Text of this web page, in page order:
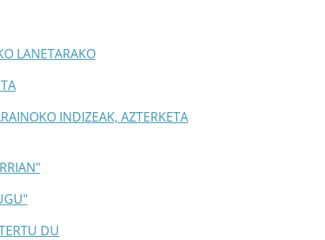
LANETARAKO
INDIZEAK, AZTERKETA
DU